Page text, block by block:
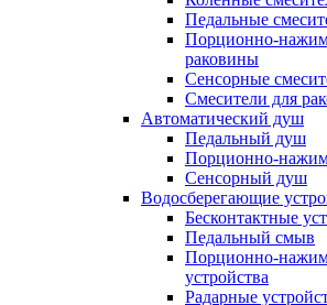
Педальные
Порционно-
раковины
Сенсорные
Смесители для
Автоматический душ
Педальный душ
Порционно-
Сенсорный душ
Водосберегающие
Бесконтактные
Педальный смыв
Порционно-
устройства
Радарные